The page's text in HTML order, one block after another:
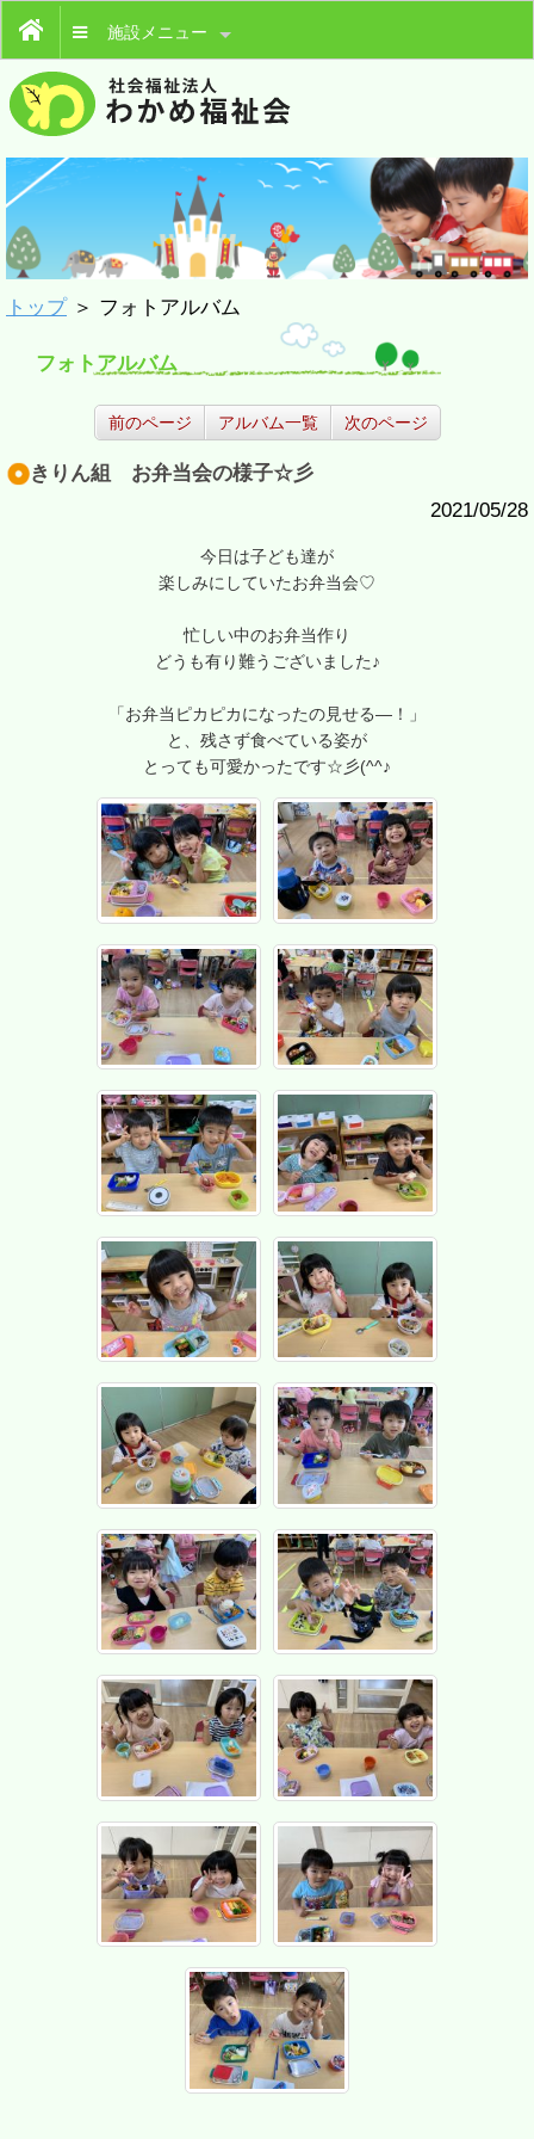
施設メニュー
トップ＞ フォトアルバム
フォトアルバム
前のページ アルバム一覧 次のページ
きりん組 お弁当会の様子☆彡
2021/05/28
今日は子ども達が
楽しみにしていたお弁当会♡
忙しい中のお弁当作り
どうも有り難うございました♪
「お弁当ピカピカになったの見せる―！」
と、残さず食べている姿が
とっても可愛かったです☆彡(^^♪